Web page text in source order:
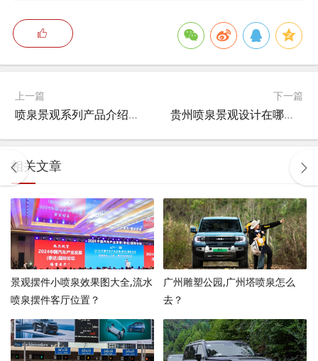
上一篇
喷泉景观系列产品介绍图片大全,喷泉寓意？
下一篇
贵州喷泉景观设计在哪里做,天河潭音乐喷泉开放时间？
相关文章
景观摆件小喷泉效果图大全,流水
喷泉摆件客厅位置？
广州雕塑公园,广州塔喷泉怎么
去？